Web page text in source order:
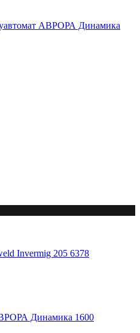
АВРОРА Динамика
Invermig 205 6378